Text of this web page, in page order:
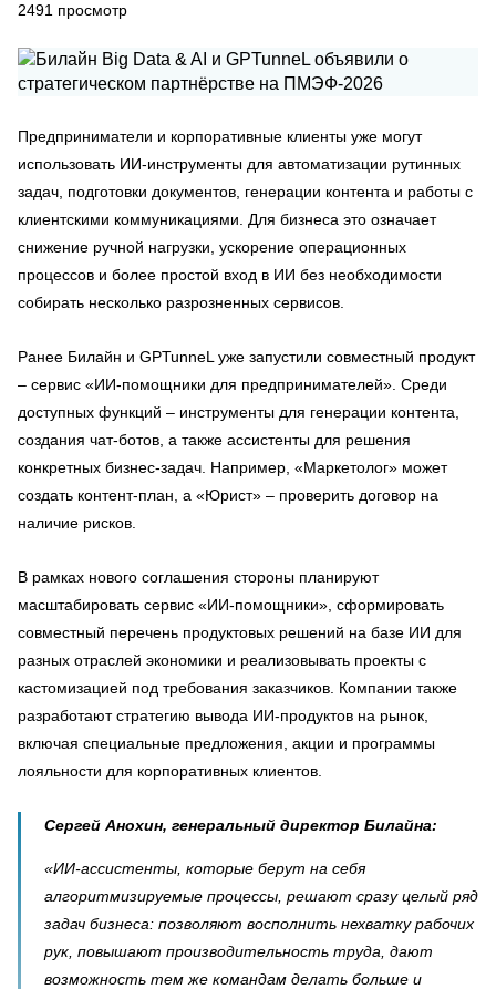
2491 просмотр
Предприниматели и корпоративные клиенты уже могут
использовать ИИ-инструменты для автоматизации рутинных
задач, подготовки документов, генерации контента и работы с
клиентскими коммуникациями. Для бизнеса это означает
снижение ручной нагрузки, ускорение операционных
процессов и более простой вход в ИИ без необходимости
собирать несколько разрозненных сервисов.
Ранее Билайн и GPTunneL уже запустили совместный продукт
– сервис «ИИ-помощники для предпринимателей». Среди
доступных функций – инструменты для генерации контента,
создания чат-ботов, а также ассистенты для решения
конкретных бизнес-задач. Например, «Маркетолог» может
создать контент-план, а «Юрист» – проверить договор на
наличие рисков.
В рамках нового соглашения стороны планируют
масштабировать сервис «ИИ-помощники», сформировать
совместный перечень продуктовых решений на базе ИИ для
разных отраслей экономики и реализовывать проекты с
кастомизацией под требования заказчиков. Компании также
разработают стратегию вывода ИИ-продуктов на рынок,
включая специальные предложения, акции и программы
лояльности для корпоративных клиентов.
Сергей Анохин, генеральный директор Билайна:
«ИИ-ассистенты, которые берут на себя
алгоритмизируемые процессы, решают сразу целый ряд
задач бизнеса: позволяют восполнить нехватку рабочих
рук, повышают производительность труда, дают
возможность тем же командам делать больше и